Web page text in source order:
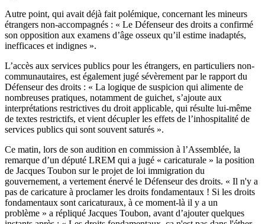
Autre point, qui avait déjà fait polémique, concernant les mineurs
étrangers non-accompagnés : « Le Défenseur des droits a confirmé
son opposition aux examens d’âge osseux qu’il estime inadaptés,
inefficaces et indignes ».
L’accès aux services publics pour les étrangers, en particuliers non-
communautaires, est également jugé sévèrement par le rapport du
Défenseur des droits : « La logique de suspicion qui alimente de
nombreuses pratiques, notamment de guichet, s’ajoute aux
interprétations restrictives du droit applicable, qui résulte lui-même
de textes restrictifs, et vient décupler les effets de l’inhospitalité de
services publics qui sont souvent saturés ».
Ce matin, lors de son audition en commission à l’Assemblée, la
remarque d’un député LREM qui a jugé « caricaturale » la position
de Jacques Toubon sur le projet de loi immigration du
gouvernement, a vertement énervé le Défenseur des droits. « Il n'y a
pas de caricature à proclamer les droits fondamentaux ! Si les droits
fondamentaux sont caricaturaux, à ce moment-là il y a un
problème » a répliqué Jacques Toubon, avant d’ajouter quelques